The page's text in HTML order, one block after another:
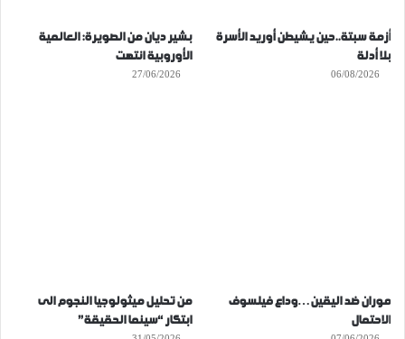
أزمة سبتة..حين يشيطن أوريد الأسرة
بلا أدلة
06/08/2026
بشير ديان من الصويرة: العالمية
الأوروبية انتهت
27/06/2026
موران ضد اليقين…وداع فيلسوف
الاحتمال
من تحليل ميثولوجيا النجوم الى
ابتكار “سينما الحقيقة”